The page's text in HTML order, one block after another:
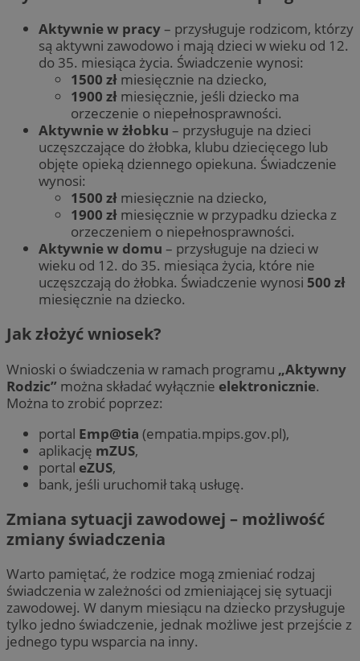
Aktywnie w pracy– przysługuje rodzicom, którzy
są aktywni zawodowo i mają dzieci w wieku od 12.
do 35. miesiąca życia. Świadczenie wynosi:
1500 zł miesięcznie na dziecko,
1900 zł miesięcznie, jeśli dziecko ma
orzeczenie o niepełnosprawności.
Aktywnie w żłobku – przysługuje na dzieci
uczęszczające do żłobka, klubu dziecięcego lub
objęte opieką dziennego opiekuna. Świadczenie
wynosi:
1500 zł miesięcznie na dziecko,
1900 zł miesięcznie w przypadku dziecka z
orzeczeniem o niepełnosprawności.
Aktywnie w domu – przysługuje na dzieci w
wieku od 12. do 35. miesiąca życia, które nie
uczęszczają do żłobka. Świadczenie wynosi 500 zł
miesięcznie na dziecko.
Jak złożyć wniosek?
Wnioski o świadczenia w ramach programu „Aktywny
Rodzic” można składać wyłącznie elektronicznie.
Można to zrobić poprzez:
portal Emp@tia (empatia.mpips.gov.pl),
aplikację mZUS,
portal eZUS,
bank, jeśli uruchomił taką usługę.
Zmiana sytuacji zawodowej – możliwość
zmiany świadczenia
Warto pamiętać, że rodzice mogą zmieniać rodzaj
świadczenia w zależności od zmieniającej się sytuacji
zawodowej. W danym miesiącu na dziecko przysługuje
tylko jedno świadczenie, jednak możliwe jest przejście z
jednego typu wsparcia na inny.